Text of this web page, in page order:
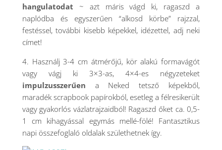
hangulatodat ~ azt máris vágd ki, ragaszd a
naplódba és egyszerűen “alkosd körbe” rajzzal,
festéssel, további kisebb képekkel, idézettel, adj neki
címet!
4. Használj 3-4 cm átmérőjű, kör alakú formavágót
vagy vágj ki 3×3-as, 4×4-es négyzeteket
impulzusszerűen a Neked tetsző képekből,
maradék scrapbook papírokból, esetleg a félresikerült
vagy gyakorlós vázlatrajzaidból! Ragaszd őket ca. 0,5-
1 cm kihagyással egymás mellé-fölé! Fantasztikus
napi összefoglaló oldalak születhetnek így.